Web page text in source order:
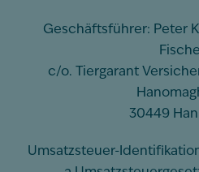
Geschäftsführer: Peter
c/o. Tiergarant
30449
Umsatzsteuer-